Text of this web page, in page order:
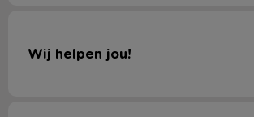
Wij helpen jou!